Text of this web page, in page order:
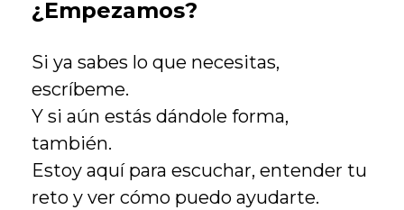
¿Empezamos?
Si ya sabes lo que necesitas,
escríbeme.
Y si aún estás dándole forma,
también.
Estoy aquí para escuchar, entender tu
reto y ver cómo puedo ayudarte.